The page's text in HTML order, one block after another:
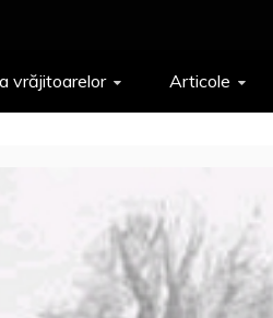
vrăjitoarelor Articole